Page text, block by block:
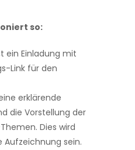
so:
ein Einladung mit
Link für den
erklärende
die Vorstellung der
Dies wird
Aufzeichnung sein.